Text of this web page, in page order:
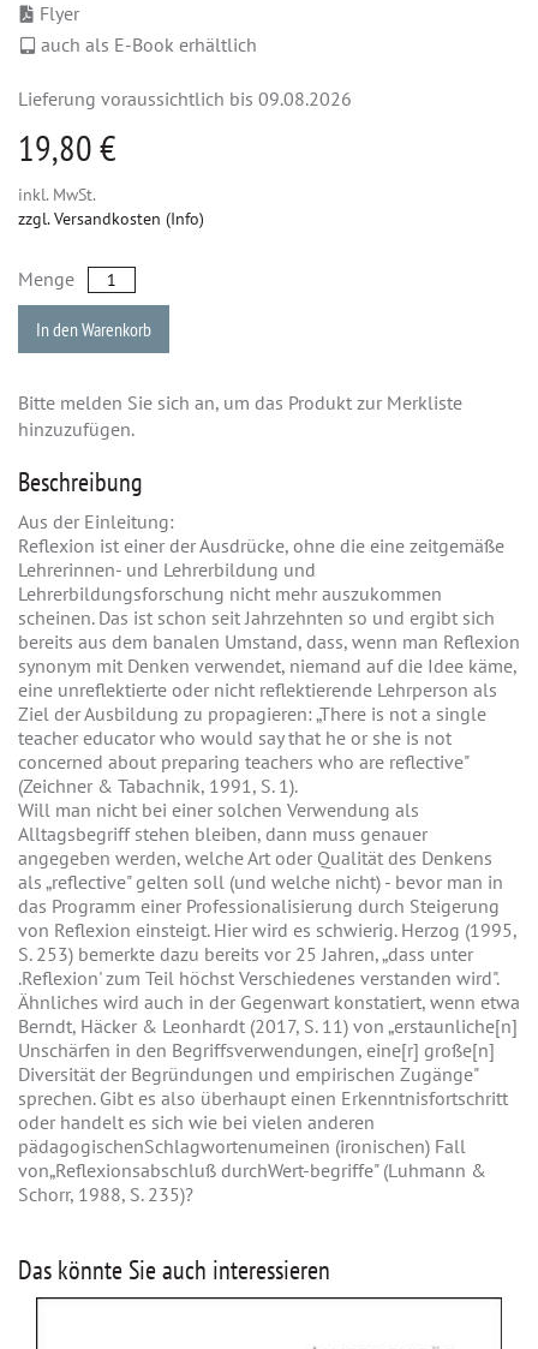
Flyer
auch als E-Book erhältlich
Lieferung voraussichtlich bis 09.08.2026
19,80 €
inkl. MwSt.
zzgl. Versandkosten (Info)
Menge
In den Warenkorb
Bitte melden Sie sich an, um das Produkt zur Merkliste
hinzuzufügen.
Beschreibung
Aus der Einleitung:
Reflexion ist einer der Ausdrücke, ohne die eine zeitgemäße
Lehrerinnen- und Lehrerbildung und
Lehrerbildungsforschung nicht mehr auszukommen
scheinen. Das ist schon seit Jahrzehnten so und ergibt sich
bereits aus dem banalen Umstand, dass, wenn man Reflexion
synonym mit Denken verwendet, niemand auf die Idee käme,
eine unreflektierte oder nicht reflektierende Lehrperson als
Ziel der Ausbildung zu propagieren: „There is not a single
teacher educator who would say that he or she is not
concerned about preparing teachers who are reflective"
(Zeichner & Tabachnik, 1991, S. 1).
Will man nicht bei einer solchen Verwendung als
Alltagsbegriff stehen bleiben, dann muss genauer
angegeben werden, welche Art oder Qualität des Denkens
als „reflective" gelten soll (und welche nicht) - bevor man in
das Programm einer Professionalisierung durch Steigerung
von Reflexion einsteigt. Hier wird es schwierig. Herzog (1995,
S. 253) bemerkte dazu bereits vor 25 Jahren, „dass unter
.Reflexion' zum Teil höchst Verschiedenes verstanden wird".
Ähnliches wird auch in der Gegenwart konstatiert, wenn etwa
Berndt, Häcker & Leonhardt (2017, S. 11) von „erstaunliche[n]
Unschärfen in den Begriffsverwendungen, eine[r] große[n]
Diversität der Begründungen und empirischen Zugänge"
sprechen. Gibt es also überhaupt einen Erkenntnisfortschritt
oder handelt es sich wie bei vielen anderen
pädagogischenSchlagwortenumeinen (ironischen) Fall
von„Reflexionsabschluß durchWert-begriffe" (Luhmann &
Schorr, 1988, S. 235)?
Das könnte Sie auch interessieren